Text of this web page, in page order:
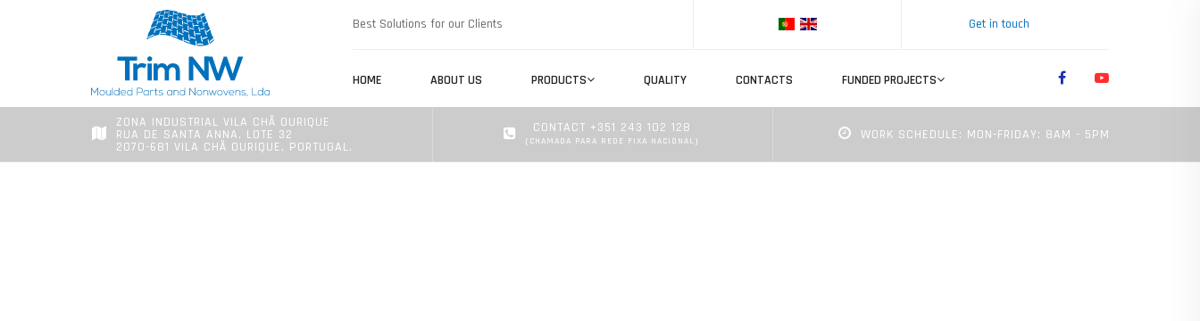
Best Solutions for our Clients Get in touch
HOME ABOUT US PRODUCTS QUALITY CONTACTS FUNDED PROJECTS
ZONA INDUSTRIAL VILA CHÃ OURIQUE
RUA DE SANTA ANNA, LOTE 32
2070-681 VILA CHÃ OURIQUE, PORTUGAL.
CONTACT +351 243 102 128
(CHAMADA PARA REDE FIXA NACIONAL) WORK SCHEDULE: MON-FRIDAY: 8AM - 5PM